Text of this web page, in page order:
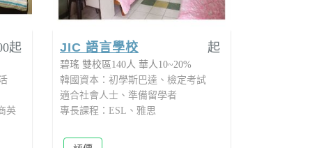
起
英
JIC 語言學校 起
碧瑤 雙校區140人 華人10~20%
韓國資本：初學斯巴達、檢定考試
適合社會人士、準備留學者
專長課程：ESL、雅思